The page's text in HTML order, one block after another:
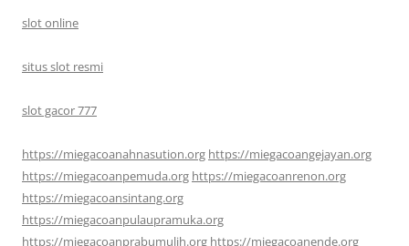
slot online
situs slot resmi
slot gacor 777
https://miegacoanahnasution.org https://miegacoangejayan.org
https://miegacoanpemuda.org https://miegacoanrenon.org
https://miegacoansintang.org
https://miegacoanpulaupramuka.org
https://miegacoanprabumulih.org https://miegacoanende.org